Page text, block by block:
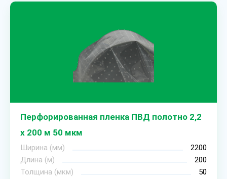
Перфорированная пленка ПВД полотно 2,2
х 200 м 50 мкм
Ширина (мм)
2200
Длина (м)
200
Толщина (мкм)
50